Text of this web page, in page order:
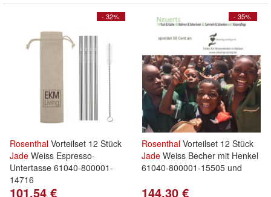
- 32%
Rosenthal Vorteilset 12 Stück
Jade Weiss Espresso-
Untertasse 61040-800001-
14716
101,54 €
- 35%
Rosenthal Vorteilset 12 Stück
Jade Weiss Becher mit Henkel
61040-800001-15505 und
144,30 €